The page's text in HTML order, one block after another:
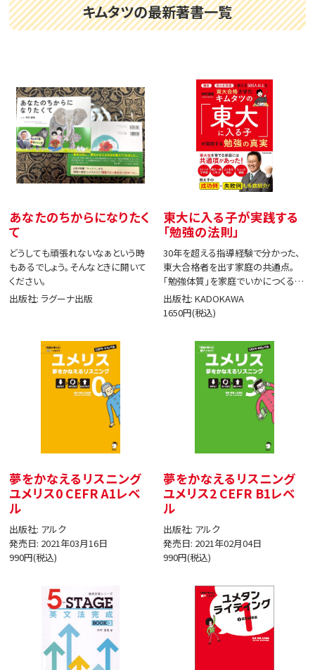
キムタツの最新著書一覧
あなたのちからになりたく
て
どうしても頑張れないなぁという時
もあるでしょう。そんなときに開いて
ください。
出版社: ラグーナ出版
東大に入る子が実践する
「勉強の法則」
30年を超える指導経験で分かった、
東大合格者を出す家庭の共通点。
「勉強体質」を家庭でいかにつくる
か。
出版社: KADOKAWA
1650円(税込)
夢をかなえるリスニング
ユメリス0 CEFR A1レベ
ル
出版社: アルク
発売日: 2021年03月16日
990円(税込)
夢をかなえるリスニング
ユメリス2 CEFR B1レベ
ル
出版社: アルク
発売日: 2021年02月04日
990円(税込)